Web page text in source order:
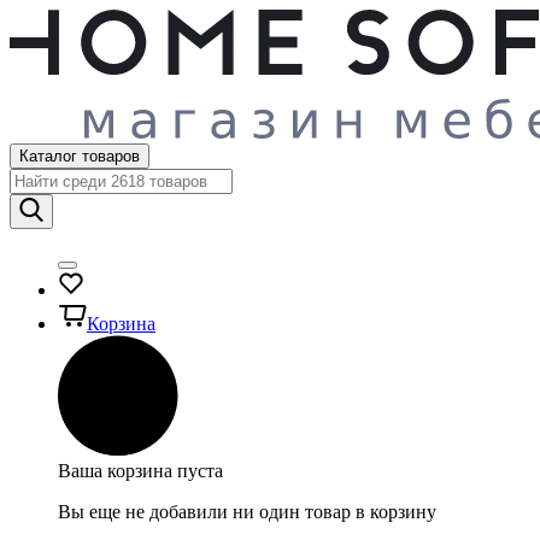
Каталог товаров
Корзина
Ваша корзина пуста
Вы еще не добавили ни один товар в корзину